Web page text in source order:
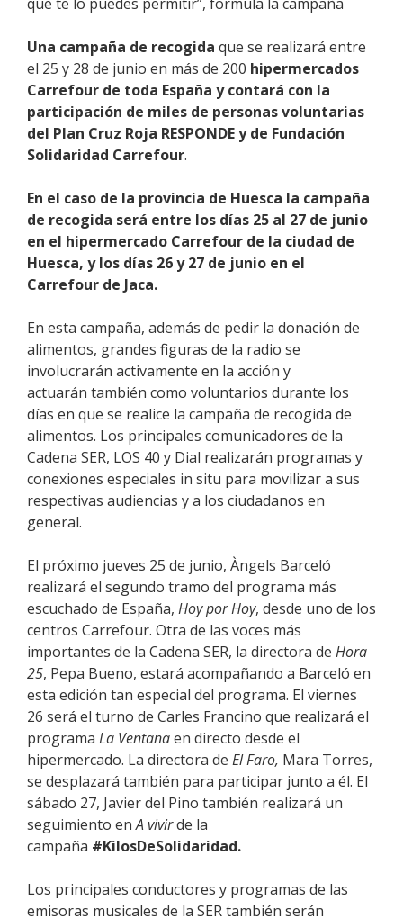
Una campaña de recogida que se realizará entre
el 25 y 28 de junio en más de 200 hipermercados
Carrefour de toda España y contará con la
participación de miles de personas voluntarias
del Plan Cruz Roja RESPONDE y de Fundación
Solidaridad Carrefour.
En el caso de la provincia de Huesca la campaña
de recogida será entre los días 25 al 27 de junio
en el hipermercado Carrefour de la ciudad de
Huesca, y los días 26 y 27 de junio en el
Carrefour de Jaca.
En esta campaña, además de pedir la donación de
alimentos, grandes figuras de la radio se
involucrarán activamente en la acción y
actuarán también como voluntarios durante los
días en que se realice la campaña de recogida de
alimentos. Los principales comunicadores de la
Cadena SER, LOS 40 y Dial realizarán programas y
conexiones especiales in situ para movilizar a sus
respectivas audiencias y a los ciudadanos en
general.
El próximo jueves 25 de junio, Àngels Barceló
realizará el segundo tramo del programa más
escuchado de España, Hoy por Hoy, desde uno de los
centros Carrefour. Otra de las voces más
importantes de la Cadena SER, la directora de Hora
25, Pepa Bueno, estará acompañando a Barceló en
esta edición tan especial del programa. El viernes
26 será el turno de Carles Francino que realizará el
programa La Ventanaen directo desde el
hipermercado. La directora de El Faro, Mara Torres,
se desplazará también para participar junto a él. El
sábado 27, Javier del Pino también realizará un
seguimiento enA vivirde la
campaña #KilosDeSolidaridad.
Los principales conductores y programas de las
emisoras musicales de la SER también serán